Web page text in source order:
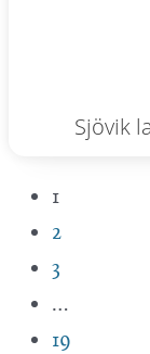
Sjövik
1
2
3
…
19